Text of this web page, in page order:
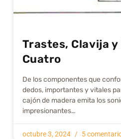
Trastes, Clavija y
Cuatro
De los componentes que
dedos, importantes y vitales
cajón de madera emita los
impresionantes…
octubre 3, 2024 5